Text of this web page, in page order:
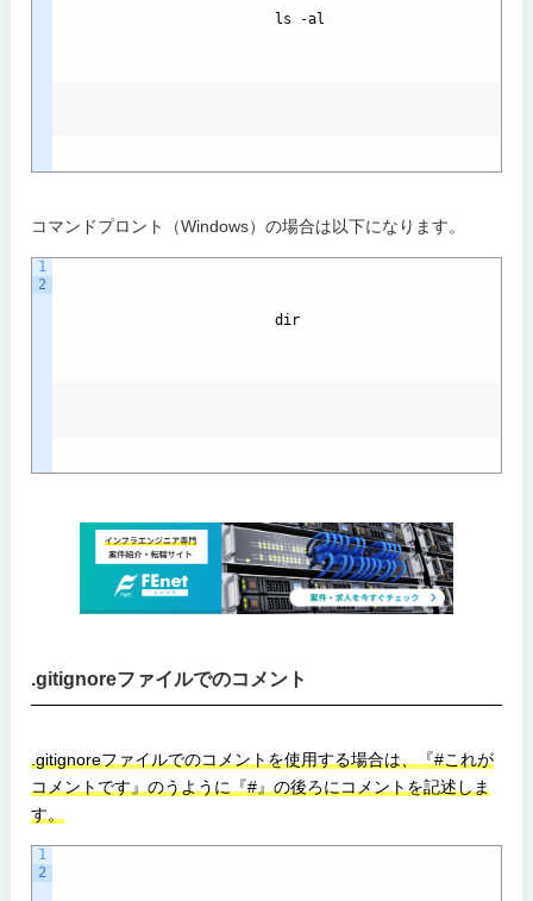
ls -al
コマンドプロント（Windows）の場合は以下になります。
1
2
dir
.gitignoreファイルでのコメント
.gitignoreファイルでのコメントを使用する場合は、『#これが
コメントです』のうように『#』の後ろにコメントを記述しま
す。
1
2